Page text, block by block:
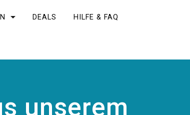
DEALS HILFE & FAQ
unserem